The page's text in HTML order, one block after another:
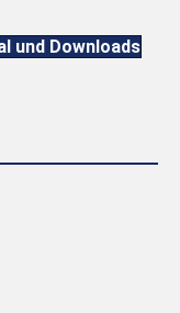
und Downloads